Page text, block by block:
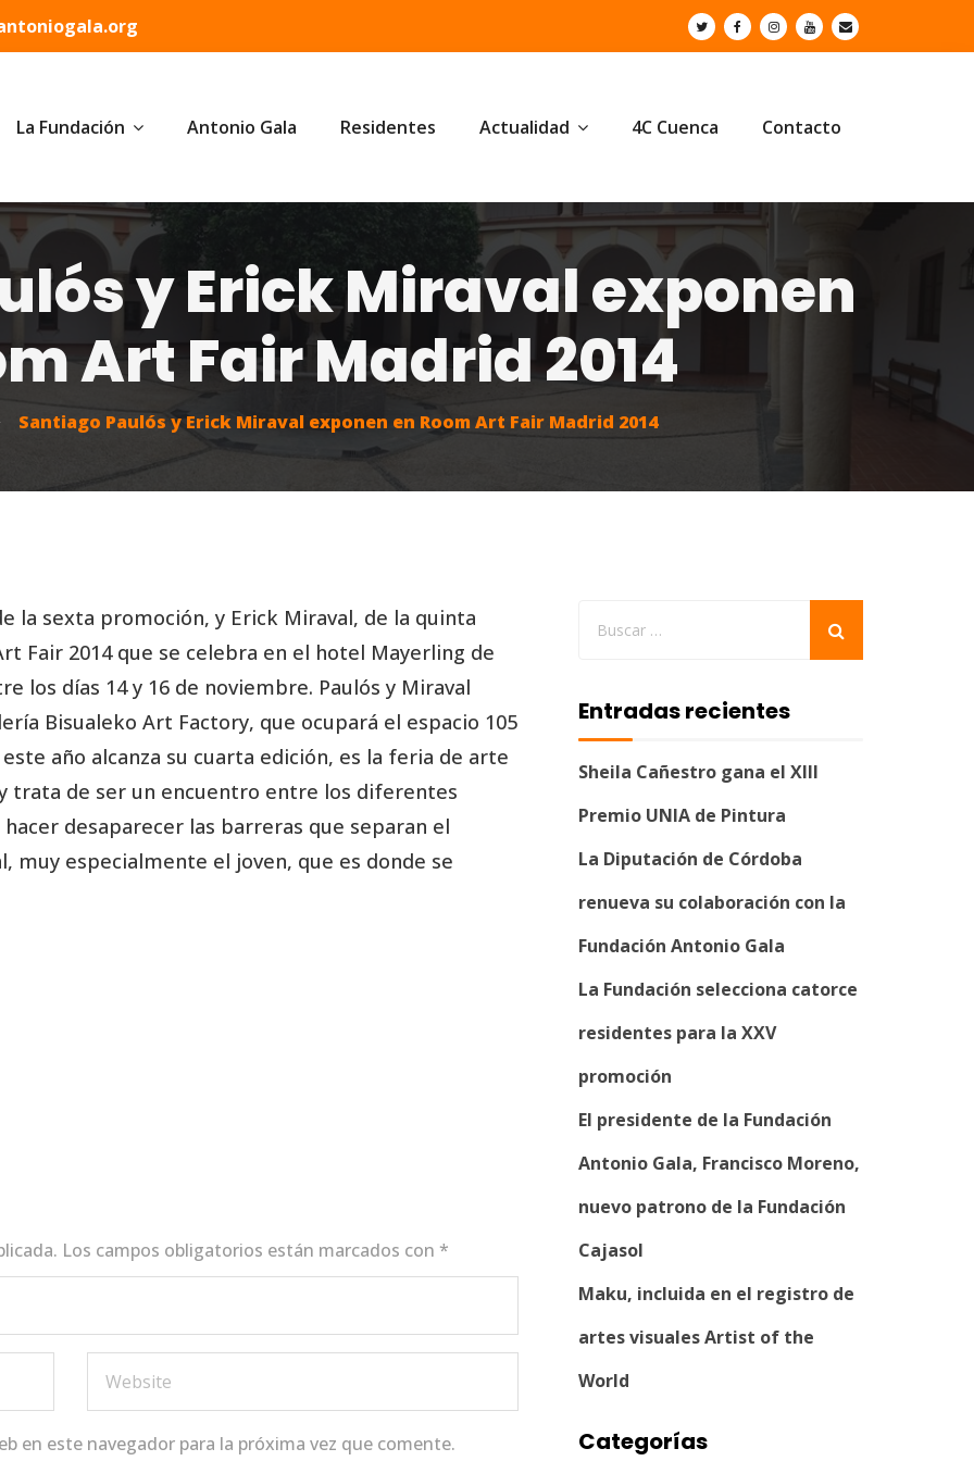
La Fundación Antonio Gala Residentes Actualidad 4C Cuenca Contacto
y Erick Miraval exponen
Art Fair Madrid 2014
Santiago Paulós y Erick Miraval exponen en Room Art Fair Madrid 2014
la sexta promoción, y Erick Miraval, de la quinta
Fair 2014 que se celebra en el hotel Mayerling de
los días 14 y 16 de noviembre. Paulós y Miraval
Bisualeko Art Factory, que ocupará el espacio 105
año alcanza su cuarta edición, es la feria de arte
trata de ser un encuentro entre los diferentes
desaparecer las barreras que separan el
muy especialmente el joven, que es donde se
Los campos obligatorios están marcados con *
en este navegador para la próxima vez que comente.
Entradas recientes
Sheila Cañestro gana el XIII
Premio UNIA de Pintura
La Diputación de Córdoba
renueva su colaboración con la
Fundación Antonio Gala
La Fundación selecciona catorce
residentes para la XXV
promoción
El presidente de la Fundación
Antonio Gala, Francisco Moreno,
nuevo patrono de la Fundación
Cajasol
Maku, incluida en el registro de
artes visuales Artist of the
World
Categorías